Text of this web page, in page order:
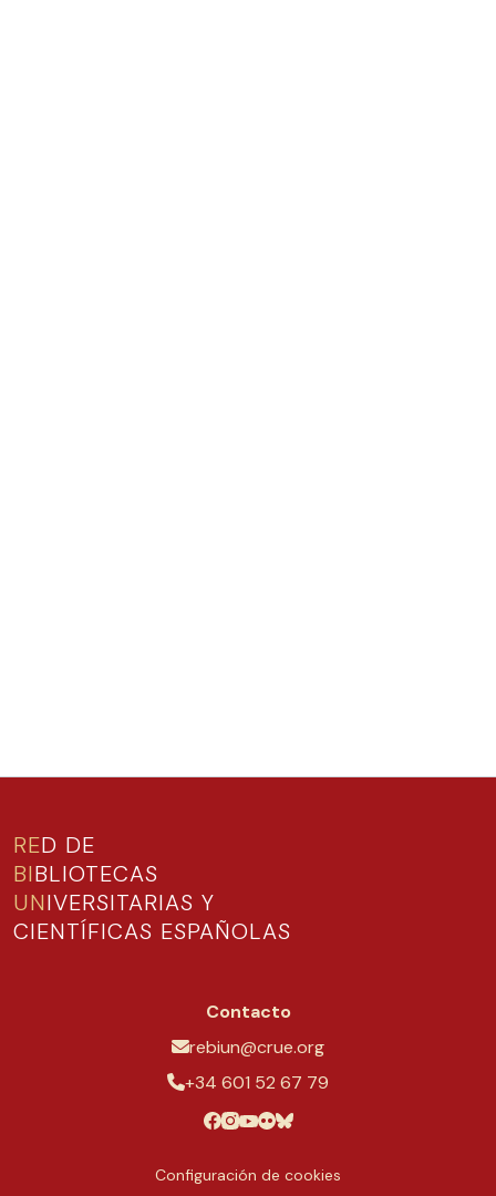
RED DE
BIBLIOTECAS
UNIVERSITARIAS Y
CIENTÍFICAS ESPAÑOLAS
Contacto
rebiun@crue.org
+34 601 52 67 79
Configuración de cookies